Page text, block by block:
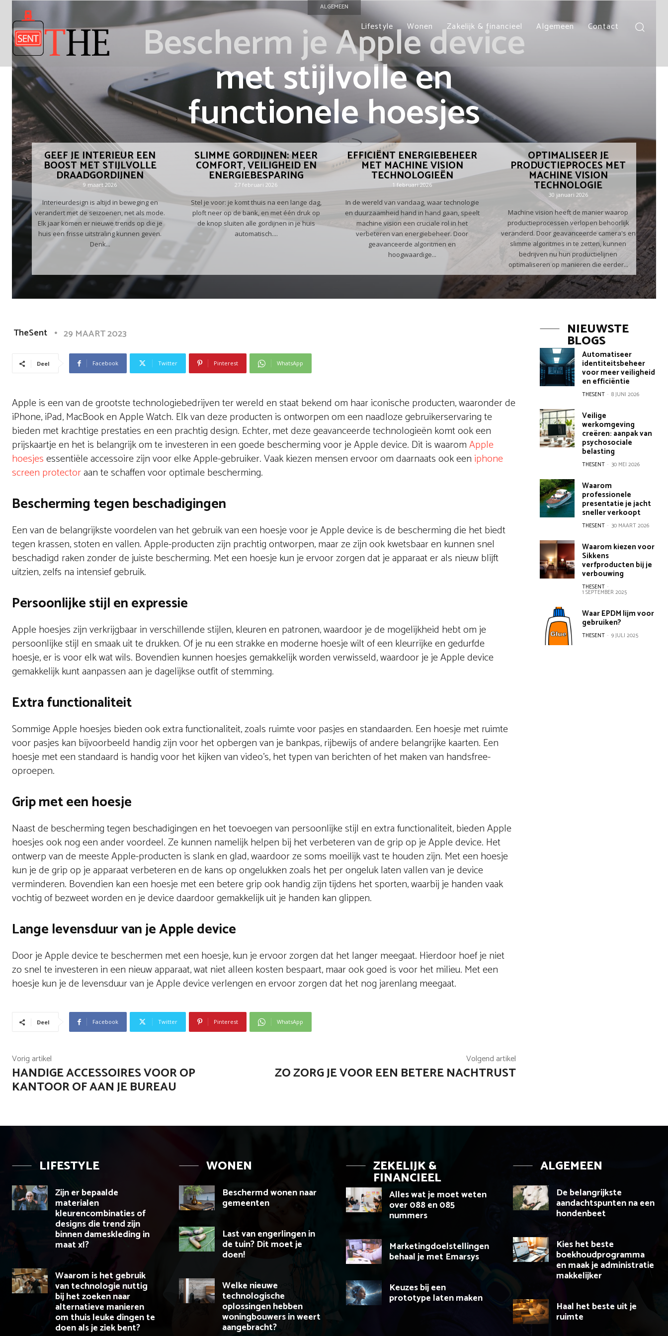
Lifestyle Wonen Zakelijk & financieel Algemeen Contact
ALGEMEEN
Bescherm je Apple device
met stijlvolle en
functionele hoesjes
GEEF JE INTERIEUR EEN
BOOST MET STIJLVOLLE
DRAADGORDIJNEN
9 maart 2026
Interieurdesign is altijd in beweging en
verandert met de seizoenen, net als mode.
Elk jaar komen er nieuwe trends op die je
huis een frisse uitstraling kunnen geven.
Denk...
SLIMME GORDIJNEN: MEER
COMFORT, VEILIGHEID EN
ENERGIEBESPARING
27 februari 2026
Stel je voor: je komt thuis na een lange dag,
ploft neer op de bank, en met één druk op
de knop sluiten alle gordijnen in je huis
automatisch....
EFFICIËNT ENERGIEBEHEER
MET MACHINE VISION
TECHNOLOGIEËN
1 februari 2026
In de wereld van vandaag, waar technologie
en duurzaamheid hand in hand gaan, speelt
machine vision een cruciale rol in het
verbeteren van energiebeheer. Door
geavanceerde algoritmen en
hoogwaardige...
OPTIMALISEER JE
PRODUCTIEPROCES MET
MACHINE VISION
TECHNOLOGIE
30 januari 2026
Machine vision heeft de manier waarop
productieprocessen verlopen behoorlijk
veranderd. Door geavanceerde camera's en
slimme algoritmes in te zetten, kunnen
bedrijven nu hun productielijnen
optimaliseren op manieren die eerder...
TheSent 29 MAART 2023
Deel Facebook Twitter Pinterest WhatsApp
Apple is een van de grootste technologiebedrijven ter wereld en staat bekend om haar iconische producten, waaronder de
iPhone, iPad, MacBook en Apple Watch. Elk van deze producten is ontworpen om een naadloze gebruikerservaring te
bieden met krachtige prestaties en een prachtig design. Echter, met deze geavanceerde technologieën komt ook een
prijskaartje en het is belangrijk om te investeren in een goede bescherming voor je Apple device. Dit is waaromApple
hoesjesessentiële accessoire zijn voor elke Apple-gebruiker. Vaak kiezen mensen ervoor om daarnaats ook een iphone
screen protectoraan te schaffen voor optimale bescherming.
Bescherming tegen beschadigingen
Een van de belangrijkste voordelen van het gebruik van een hoesje voor je Apple device is de bescherming die het biedt
tegen krassen, stoten en vallen. Apple-producten zijn prachtig ontworpen, maar ze zijn ook kwetsbaar en kunnen snel
beschadigd raken zonder de juiste bescherming. Met een hoesje kun je ervoor zorgen dat je apparaat er als nieuw blijft
uitzien, zelfs na intensief gebruik.
Persoonlijke stijl en expressie
Apple hoesjes zijn verkrijgbaar in verschillende stijlen, kleuren en patronen, waardoor je de mogelijkheid hebt om je
persoonlijke stijl en smaak uit te drukken. Of je nu een strakke en moderne hoesje wilt of een kleurrijke en gedurfde
hoesje, er is voor elk wat wils. Bovendien kunnen hoesjes gemakkelijk worden verwisseld, waardoor je je Apple device
gemakkelijk kunt aanpassen aan je dagelijkse outfit of stemming.
Extra functionaliteit
Sommige Apple hoesjes bieden ook extra functionaliteit, zoals ruimte voor pasjes en standaarden. Een hoesje met ruimte
voor pasjes kan bijvoorbeeld handig zijn voor het opbergen van je bankpas, rijbewijs of andere belangrijke kaarten. Een
hoesje met een standaard is handig voor het kijken van video's, het typen van berichten of het maken van handsfree-
oproepen.
Grip met een hoesje
Naast de bescherming tegen beschadigingen en het toevoegen van persoonlijke stijl en extra functionaliteit, bieden Apple
hoesjes ook nog een ander voordeel. Ze kunnen namelijk helpen bij het verbeteren van de grip op je Apple device. Het
ontwerp van de meeste Apple-producten is slank en glad, waardoor ze soms moeilijk vast te houden zijn. Met een hoesje
kun je de grip op je apparaat verbeteren en de kans op ongelukken zoals het per ongeluk laten vallen van je device
verminderen. Bovendien kan een hoesje met een betere grip ook handig zijn tijdens het sporten, waarbij je handen vaak
vochtig of bezweet worden en je device daardoor gemakkelijk uit je handen kan glippen.
Lange levensduur van je Apple device
Door je Apple device te beschermen met een hoesje, kun je ervoor zorgen dat het langer meegaat. Hierdoor hoef je niet
zo snel te investeren in een nieuw apparaat, wat niet alleen kosten bespaart, maar ook goed is voor het milieu. Met een
hoesje kun je de levensduur van je Apple device verlengen en ervoor zorgen dat het nog jarenlang meegaat.
Deel Facebook Twitter Pinterest WhatsApp
Vorig artikel
HANDIGE ACCESSOIRES VOOR OP
KANTOOR OF AAN JE BUREAU
Volgend artikel
ZO ZORG JE VOOR EEN BETERE NACHTRUST
NIEUWSTE
BLOGS
Automatiseer
identiteitsbeheer
voor meer veiligheid
en efficiëntie
THESENT - 8 JUNI 2026
Veilige
werkomgeving
creëren: aanpak van
psychosociale
belasting
THESENT - 30 MEI 2026
Waarom
professionele
presentatie je jacht
sneller verkoopt
THESENT - 30 MAART 2026
Waarom kiezen voor
Sikkens
verfproducten bij je
verbouwing
THESENT -
1 SEPTEMBER 2025
Waar EPDM lijm voor
gebruiken?
THESENT - 9 JULI 2025
LIFESTYLE
Zijn er bepaalde
materialen
kleurencombinaties of
designs die trend zijn
binnen dameskleding in
maat xl?
Waarom is het gebruik
van technologie nuttig
bij het zoeken naar
alternatieve manieren
om thuis leuke dingen te
doen als je ziek bent?
WONEN
Beschermd wonen naar
gemeenten
Last van engerlingen in
de tuin? Dit moet je
doen!
Welke nieuwe
technologische
oplossingen hebben
woningbouwers in weert
aangebracht?
ZEKELIJK &
FINANCIEEL
Alles wat je moet weten
over 088 en 085
nummers
Marketingdoelstellingen
behaal je met Emarsys
Keuzes bij een
prototype laten maken
ALGEMEEN
De belangrijkste
aandachtspunten na een
hondenbeet
Kies het beste
boekhoudprogramma
en maak je administratie
makkelijker
Haal het beste uit je
ruimte